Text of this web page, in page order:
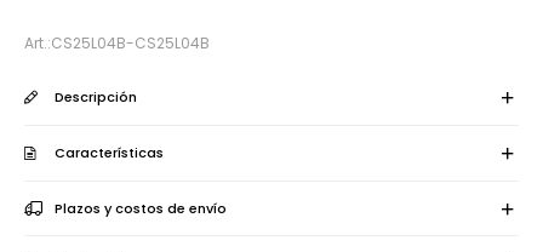
CS25L04B-CS25L04B
Descripción
Características
Plazos y costos de envío